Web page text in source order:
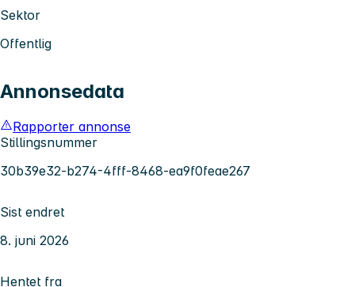
Sektor
Offentlig
Annonsedata
Rapporter annonse
Stillingsnummer
30b39e32-b274-4fff-8468-ea9f0feae267
Sist endret
8. juni 2026
Hentet fra